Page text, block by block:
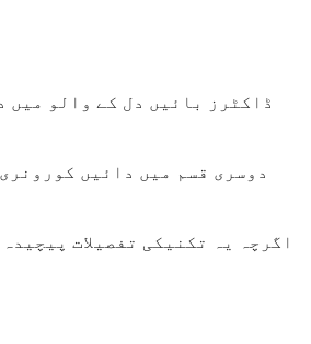
ڈاکٹرز بائیں دل کے والو میں
اگرچہ یہ تکنیکی تفصیلات